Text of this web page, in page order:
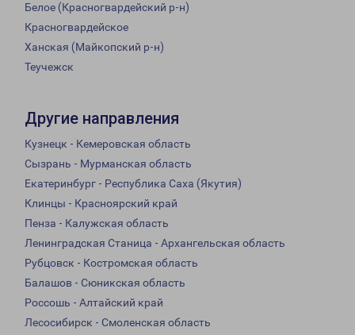
Белое (Красногвардейский р-н)
Красногвардейское
Ханская (Майкопский р-н)
Теучежск
Другие направления
Кузнецк - Кемеровская область
Сызрань - Мурманская область
Екатеринбург - Республика Саха (Якутия)
Клинцы - Красноярский край
Пенза - Калужская область
Ленинградская Станица - Архангельская область
Рубцовск - Костромская область
Балашов - Сюникская область
Россошь - Алтайский край
Лесосибирск - Смоленская область